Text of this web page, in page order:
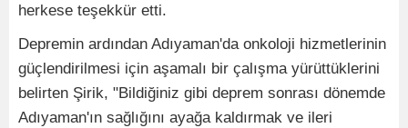
herkese teşekkür etti.
Depremin ardından Adıyaman'da onkoloji hizmetlerinin
güçlendirilmesi için aşamalı bir çalışma yürüttüklerini
belirten Şirik, "Bildiğiniz gibi deprem sonrası dönemde
Adıyaman'ın sağlığını ayağa kaldırmak ve ileri